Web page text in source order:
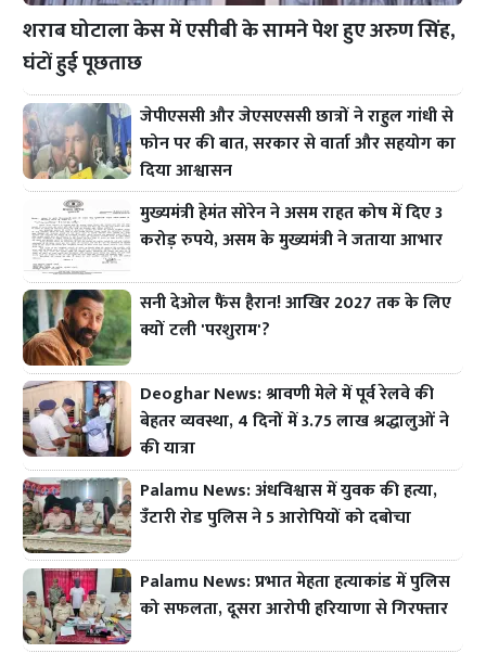
शराब घोटाला केस में एसीबी के सामने पेश हुए अरुण सिंह,
घंटों हुई पूछताछ
जेपीएससी और जेएसएससी छात्रों ने राहुल गांधी से
फोन पर की बात, सरकार से वार्ता और सहयोग का
दिया आश्वासन
मुख्यमंत्री हेमंत सोरेन ने असम राहत कोष में दिए 3
करोड़ रुपये, असम के मुख्यमंत्री ने जताया आभार
सनी देओल फैंस हैरान! आखिर 2027 तक के लिए
क्यों टली 'परशुराम'?
Deoghar News: श्रावणी मेले में पूर्व रेलवे की
बेहतर व्यवस्था, 4 दिनों में 3.75 लाख श्रद्धालुओं ने
की यात्रा
Palamu News: अंधविश्वास में युवक की हत्या,
उँटारी रोड पुलिस ने 5 आरोपियों को दबोचा
Palamu News: प्रभात मेहता हत्याकांड में पुलिस
को सफलता, दूसरा आरोपी हरियाणा से गिरफ्तार